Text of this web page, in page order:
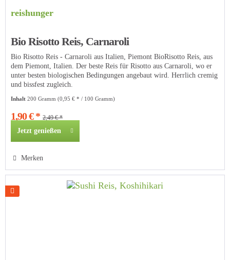
reishunger
Bio Risotto Reis, Carnaroli
Bio Risotto Reis - Carnaroli aus Italien, Piemont BioRisotto Reis, aus
dem Piemont, Italien. Der beste Reis für Risotto aus Carnaroli, wo er
unter besten biologischen Bedingungen angebaut wird. Herrlich cremig
und bissfest zugleich.
Inhalt200 Gramm(0,95 € * / 100 Gramm)
1,90 € * 2,49 € *
Jetzt genießen
Merken